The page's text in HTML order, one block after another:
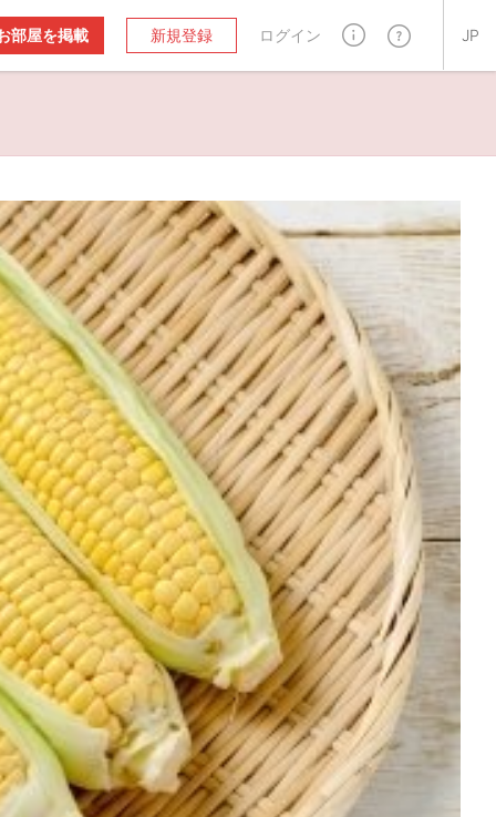
部屋を掲載 新規登録 ログイン JP